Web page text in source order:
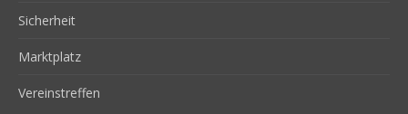
Sicherheit
Marktplatz
Vereinstreffen